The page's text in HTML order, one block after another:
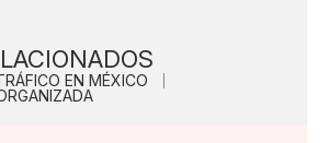
EN MÉXICO